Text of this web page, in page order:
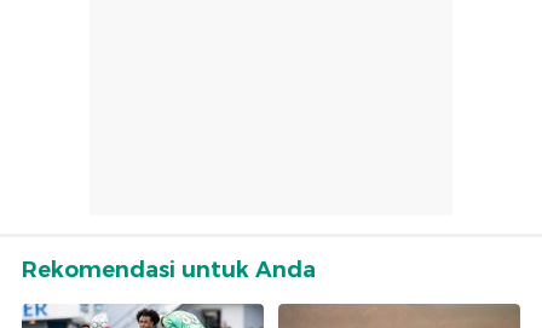
Rekomendasi untuk Anda